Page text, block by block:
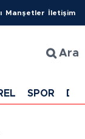
Manşetler İletişim
Ara
SPOR